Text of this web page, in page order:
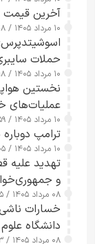
آخرین قیمت طلا،
۱۰ مرداد ۱۴۰۵ / ۱۳:۰۸
حملات
ارائه نکرد
۱۰ مرداد ۱۴۰۵ / ۱۲:۱۸
نخستین
عملیات‌های
شدند
۱۰ مرداد ۱۴۰۵ / ۱۱:۵۹
ترامپ
۱۰ مرداد ۱۴۰۵ / ۰۹:۰۵
تهدید علیه
و
۰۸ مرداد ۱۴۰۵ / ۱۹:۳۵
خسارات ناشی
دانشگاه
۰۸ مرداد ۱۴۰۵ / ۱۹:۰۳